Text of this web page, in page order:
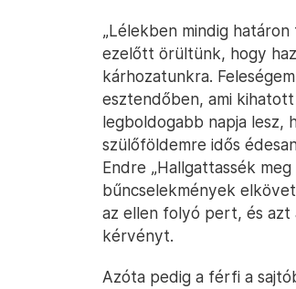
„Lélekben mindig
ezelőtt örültünk, hogy
kárhozatunkra.
esztendőben, ami
legboldogabb napja lesz,
szülőföldemre idős
Endre „Hallgattassék
bűncselekmények
az ellen folyó pert, és azt
kérvényt.
Azóta pedig a férfi a